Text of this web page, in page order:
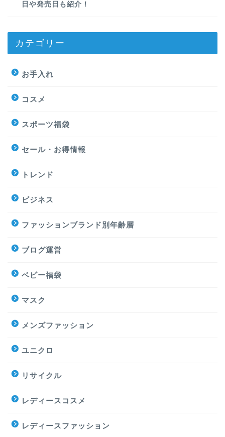
日や発売日も紹介！
カテゴリー
お手入れ
コスメ
スポーツ福袋
セール・お得情報
トレンド
ビジネス
ファッションブランド別年齢層
ブログ運営
ベビー福袋
マスク
メンズファッション
ユニクロ
リサイクル
レディースコスメ
レディースファッション